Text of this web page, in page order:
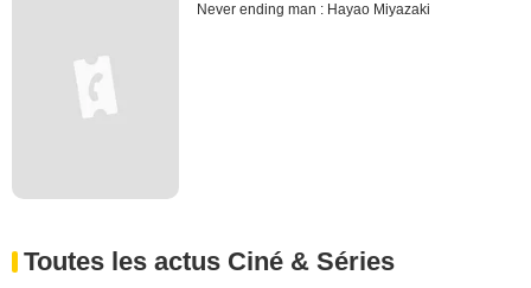
Never ending man : Hayao Miyazaki
Toutes les actus Ciné & Séries